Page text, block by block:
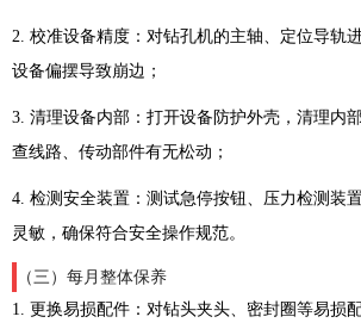
2. 校准设备精度：对钻孔机的主轴、定位导轨
设备偏摆导致崩边；
3. 清理设备内部：打开设备防护外壳，清理内
查线路、传动部件有无松动；
4. 检测安全装置：测试急停按钮、压力检测装
灵敏，确保符合安全操作规范。
（三）每月整体保养
1. 更换易损配件：对钻头夹头、密封圈等易损